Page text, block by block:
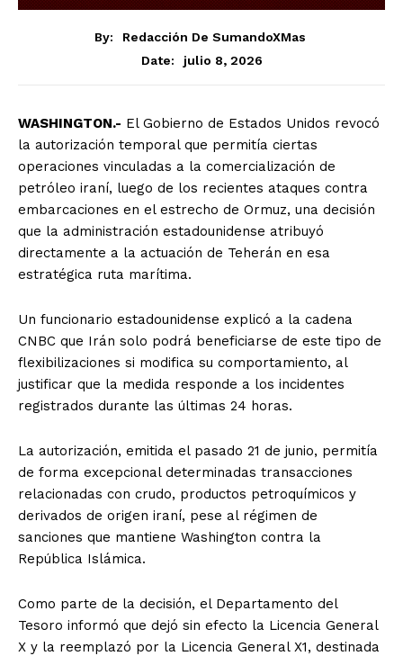
By:
Redacción De SumandoXMas
Date:
julio 8, 2026
WASHINGTON.- El Gobierno de Estados Unidos revocó
la autorización temporal que permitía ciertas
operaciones vinculadas a la comercialización de
petróleo iraní, luego de los recientes ataques contra
embarcaciones en el estrecho de Ormuz, una decisión
que la administración estadounidense atribuyó
directamente a la actuación de Teherán en esa
estratégica ruta marítima.
Un funcionario estadounidense explicó a la cadena
CNBC que Irán solo podrá beneficiarse de este tipo de
flexibilizaciones si modifica su comportamiento, al
justificar que la medida responde a los incidentes
registrados durante las últimas 24 horas.
La autorización, emitida el pasado 21 de junio, permitía
de forma excepcional determinadas transacciones
relacionadas con crudo, productos petroquímicos y
derivados de origen iraní, pese al régimen de
sanciones que mantiene Washington contra la
República Islámica.
Como parte de la decisión, el Departamento del
Tesoro informó que dejó sin efecto la Licencia General
X y la reemplazó por la Licencia General X1, destinada